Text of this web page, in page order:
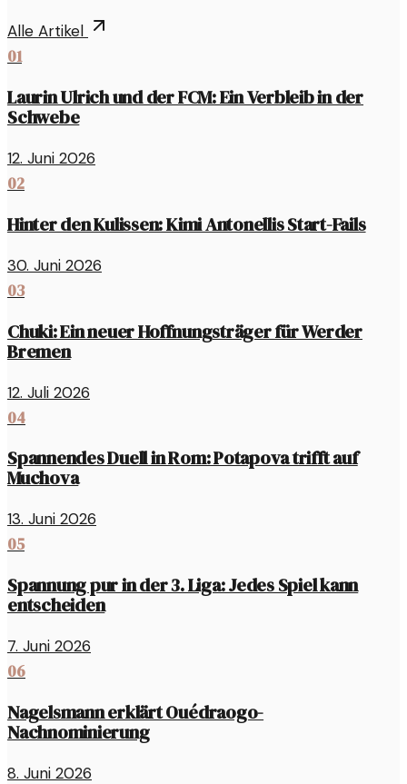
Alle Artikel
01
Laurin Ulrich und der FCM: Ein Verbleib in der
Schwebe
12. Juni 2026
02
Hinter den Kulissen: Kimi Antonellis Start-Fails
30. Juni 2026
03
Chuki: Ein neuer Hoffnungsträger für Werder
Bremen
12. Juli 2026
04
Spannendes Duell in Rom: Potapova trifft auf
Muchova
13. Juni 2026
05
Spannung pur in der 3. Liga: Jedes Spiel kann
entscheiden
7. Juni 2026
06
Nagelsmann erklärt Ouédraogo-
Nachnominierung
8. Juni 2026